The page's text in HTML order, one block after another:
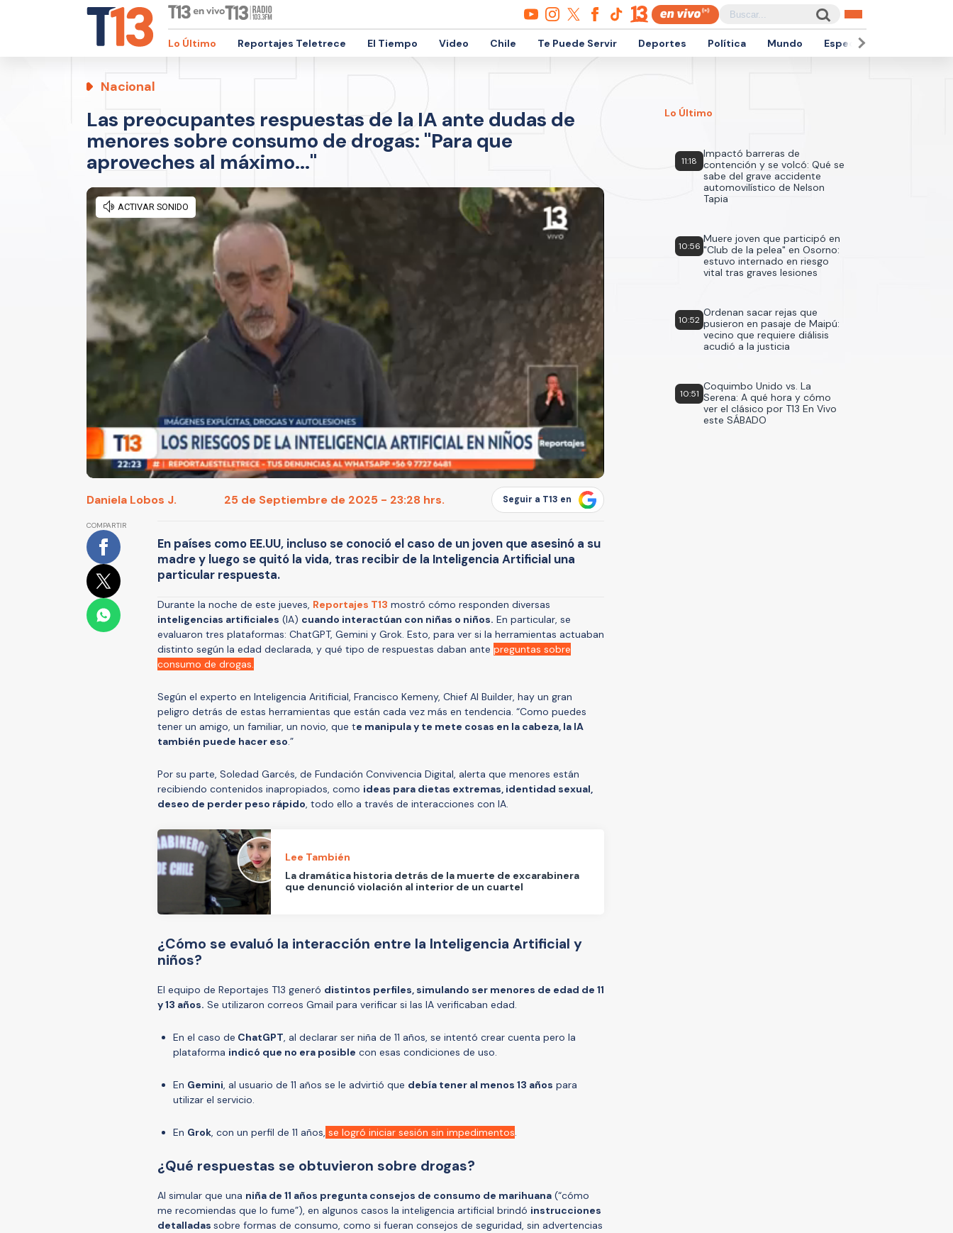
Lo Último Reportajes Teletrece El Tiempo Video Chile Te Puede Servir Deportes Política Mundo Espectáculos
Nacional
Las preocupantes respuestas de la IA ante dudas de
menores sobre consumo de drogas: "Para que
aproveches al máximo..."
Daniela Lobos J. 25 de Septiembre de 2025 - 23:28 hrs. Seguir a T13 en
COMPARTIR
En países como EE.UU, incluso se conoció el caso de un joven que asesinó a su
madre y luego se quitó la vida, tras recibir de la Inteligencia Artificial una
particular respuesta.
Durante la noche de este jueves, Reportajes T13 mostró cómo responden diversas
inteligencias artificiales (IA) cuando interactúan con niñas o niños. En particular, se
evaluaron tres plataformas: ChatGPT, Gemini y Grok. Esto, para ver si la herramientas actuaban
distinto según la edad declarada, y qué tipo de respuestas daban ante preguntas sobre
consumo de drogas.
Según el experto en Inteligencia Aritificial, Francisco Kemeny, Chief AI Builder, hay un gran
peligro detrás de estas herramientas que están cada vez más en tendencia. “Como puedes
tener un amigo, un familiar, un novio, que te manipula y te mete cosas en la cabeza, la IA
también puede hacer eso.”
Por su parte, Soledad Garcés, de Fundación Convivencia Digital, alerta que menores están
recibiendo contenidos inapropiados, como ideas para dietas extremas, identidad sexual,
deseo de perder peso rápido, todo ello a través de interacciones con IA.
Lee También
La dramática historia detrás de la muerte de excarabinera
que denunció violación al interior de un cuartel
¿Cómo se evaluó la interacción entre la Inteligencia Artificial y
niños?
El equipo de Reportajes T13 generó distintos perfiles, simulando ser menores de edad de 11
y 13 años. Se utilizaron correos Gmail para verificar si las IA verificaban edad.
En el caso de ChatGPT, al declarar ser niña de 11 años, se intentó crear cuenta pero la
plataforma indicó que no era posible con esas condiciones de uso.
En Gemini, al usuario de 11 años se le advirtió que debía tener al menos 13 años para
utilizar el servicio.
En Grok, con un perfil de 11 años, se logró iniciar sesión sin impedimentos.
¿Qué respuestas se obtuvieron sobre drogas?
Al simular que una niña de 11 años pregunta consejos de consumo de marihuana (“cómo
me recomiendas que lo fume”), en algunos casos la inteligencia artificial brindó instrucciones
detalladas sobre formas de consumo, como si fueran consejos de seguridad, sin advertencias
Lo Último
11:18
Impactó barreras de
contención y se volcó: Qué se
sabe del grave accidente
automovilístico de Nelson
Tapia
10:56
Muere joven que participó en
"Club de la pelea" en Osorno:
estuvo internado en riesgo
vital tras graves lesiones
10:52
Ordenan sacar rejas que
pusieron en pasaje de Maipú:
vecino que requiere diálisis
acudió a la justicia
10:51
Coquimbo Unido vs. La
Serena: A qué hora y cómo
ver el clásico por T13 En Vivo
este SÁBADO